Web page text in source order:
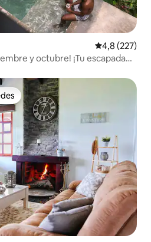
Calificación
4,8 (227)
y octubre! ¡Tu escapada
más destacados